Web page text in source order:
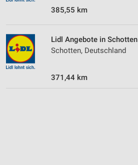
385,55 km
Lidl Angebote in Schotten
Schotten, Deutschland
371,44 km